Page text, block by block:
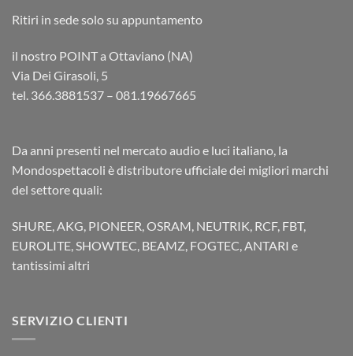
Ritiri in sede solo su appuntamento
il nostro POINT a Ottaviano (NA)
Via Dei Girasoli, 5
tel. 366.3881537 – 081.19667665
Da anni presenti nel mercato audio e luci italiano, la
Mondospettacoli è distributore ufficiale dei migliori marchi
del settore quali:
SHURE, AKG, PIONEER, OSRAM, NEUTRIK, RCF, FBT,
EUROLITE, SHOWTEC, BEAMZ, FOGTEC, ANTARI e
tantissimi altri
SERVIZIO CLIENTI